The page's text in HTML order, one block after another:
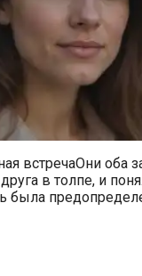
встречаОни оба
в толпе, и
была